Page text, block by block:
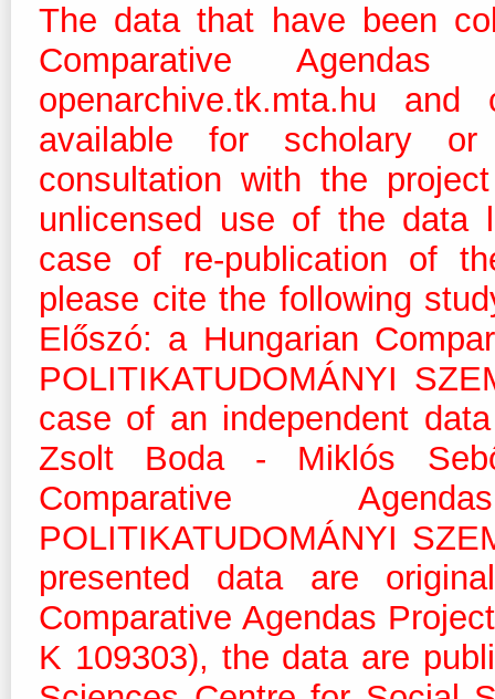
The data that have been
Comparative
openarchive.tk.mta.hu
available for scholary
consultation with the
unlicensed use of the data
case of re-publication of
please cite the following
Előszó: a Hungarian
POLITIKATUDOMÁNYI
case of an independent
Zsolt Boda - Miklós
Comparative
POLITIKATUDOMÁNYI
presented data are
Comparative Agendas
K 109303), the data are